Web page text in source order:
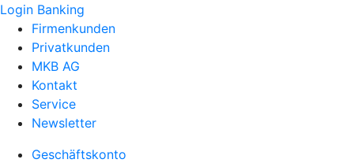
Login Banking
Firmenkunden
Privatkunden
MKB AG
Kontakt
Service
Newsletter
Geschäftskonto